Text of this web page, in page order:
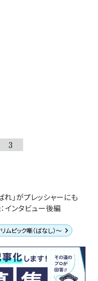
3
」がプレッシャーにも
インタビュー後編
ムピック噺（ばなし）～